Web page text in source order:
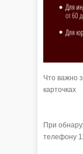
Что важно
карточках
При
телефону